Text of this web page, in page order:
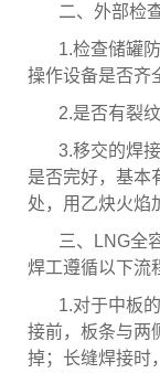
二、外部检
1.检查储罐
操作设备是否齐
2.是否有裂
3.移交的焊
是否完好，基本
处，用乙炔火焰
三、LNG全
焊工遵循以下流
1.对于中板
接前，板条与两
掉；长缝焊接时